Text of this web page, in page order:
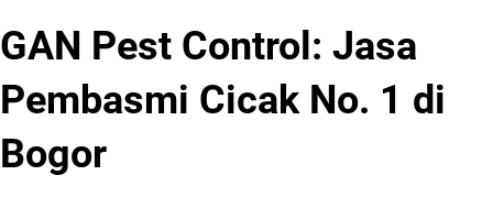
GAN Pest Control: Jasa
Pembasmi Cicak No. 1 di
Bogor